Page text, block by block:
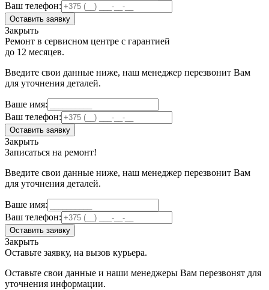
Ваш телефон:
Оставить заявку
Закрыть
Ремонт в сервисном центре с гарантией
до 12 месяцев.
Введите свои данные ниже, наш менеджер перезвонит Вам
для уточнения деталей.
Ваше имя:
Ваш телефон:
Оставить заявку
Закрыть
Записаться на ремонт!
Введите свои данные ниже, наш менеджер перезвонит Вам
для уточнения деталей.
Ваше имя:
Ваш телефон:
Оставить заявку
Закрыть
Оставьте заявку, на вызов курьера.
Оставьте свои данные и наши менеджеры Вам перезвонят для
уточнения информации.